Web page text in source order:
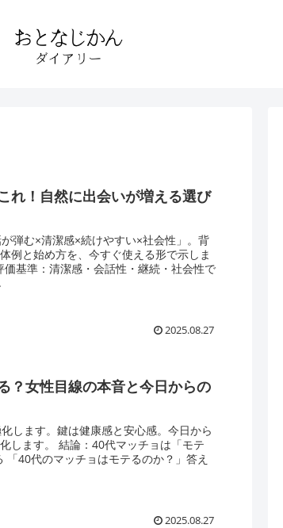
れ！自然に出会いが増える選び
弾む×清潔感×続けやすい×社会性」。背
例と始め方を、今すぐ使える形で示しま
基準：清潔感・会話性・継続・社会性で
2025.08.27
？女性目線の本音と今日からの
します。鍵は健康感と安心感。今日から
します。 結論：40代マッチョは「モテ
「40代のマッチョはモテるのか？」答え
2025.08.27